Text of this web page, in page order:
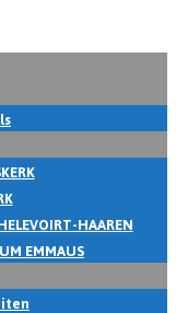
HAAREN
EMMAUS